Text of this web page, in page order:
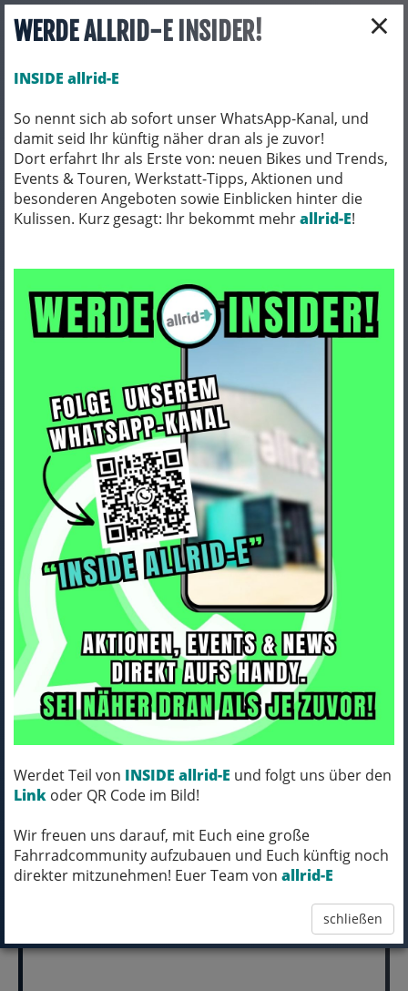
×
WERDE ALLRID-E INSIDER!
INSIDE allrid-E
So nennt sich ab sofort unser WhatsApp-Kanal, und
damit seid Ihr künftig näher dran als je zuvor!
Dort erfahrt Ihr als Erste von: neuen Bikes und Trends,
Events & Touren, Werkstatt-Tipps, Aktionen und
besonderen Angeboten sowie Einblicken hinter die
Kulissen. Kurz gesagt: Ihr bekommt mehrallrid-E!
Werdet Teil von INSIDE allrid-E und folgt uns über den
Link oder QR Code im Bild!
Wir freuen uns darauf, mit Euch eine große
Fahrradcommunity aufzubauen und Euch künftig noch
direkter mitzunehmen! Euer Team von allrid-E
schließen
Toggle navigation
BIO BIKES BIO GRAVEL
Lapierre CROSSHILL CF 5.0
crepuscule blue - glossy L
Art.Nr. LCEUA520
Farbe: crepuscule blue - glossy
Rahmengröße: L
KOMM´ VORBEI, MICH KANNST DU HABEN!
VERFÜGBAR IN UNSERER FILIALE IN
NORTORF
pro Stück (inkl. MwSt.)
2.799,00 EUR